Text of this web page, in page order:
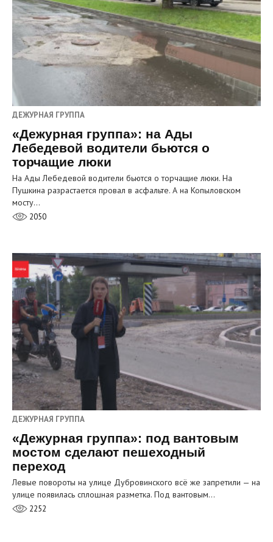
ДЕЖУРНАЯ ГРУППА
«Дежурная группа»: на Ады
Лебедевой водители бьются о
торчащие люки
На Ады Лебедевой водители бьются о торчащие люки. На
Пушкина разрастается провал в асфальте. А на Копыловском
мосту…
2050
ДЕЖУРНАЯ ГРУППА
«Дежурная группа»: под вантовым
мостом сделают пешеходный
переход
Левые повороты на улице Дубровинского всё же запретили — на
улице появилась сплошная разметка. Под вантовым…
2252